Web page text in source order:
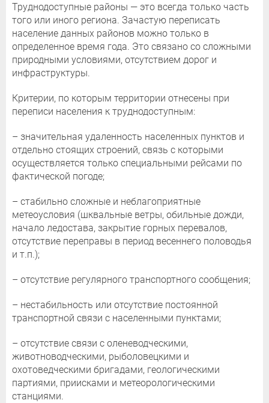
Труднодоступные районы — это всегда только часть
того или иного региона. Зачастую переписать
население данных районов можно только в
определенное время года. Это связано со сложными
природными условиями, отсутствием дорог и
инфраструктуры.
Критерии, по которым территории отнесены при
переписи населения к труднодоступным:
– значительная удаленность населенных пунктов и
отдельно стоящих строений, связь с которыми
осуществляется только специальными рейсами по
фактической погоде;
– стабильно сложные и неблагоприятные
метеоусловия (шквальные ветры, обильные дожди,
начало ледостава, закрытие горных перевалов,
отсутствие переправы в период весеннего половодья
и т.п.);
– отсутствие регулярного транспортного сообщения;
– нестабильность или отсутствие постоянной
транспортной связи с населенными пунктами;
– отсутствие связи с оленеводческими,
животноводческими, рыболовецкими и
охотоведческими бригадами, геологическими
партиями, приисками и метеорологическими
станциями.